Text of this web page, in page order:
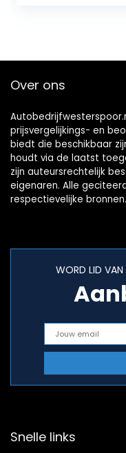
Over ons
prijsvergelijkings- en
biedt die beschikbaar
houdt via de laatst
zijn auteursrechtelijk
eigenaren. Alle
respectievelijke bronnen.
WORD LID VAN
Snelle links